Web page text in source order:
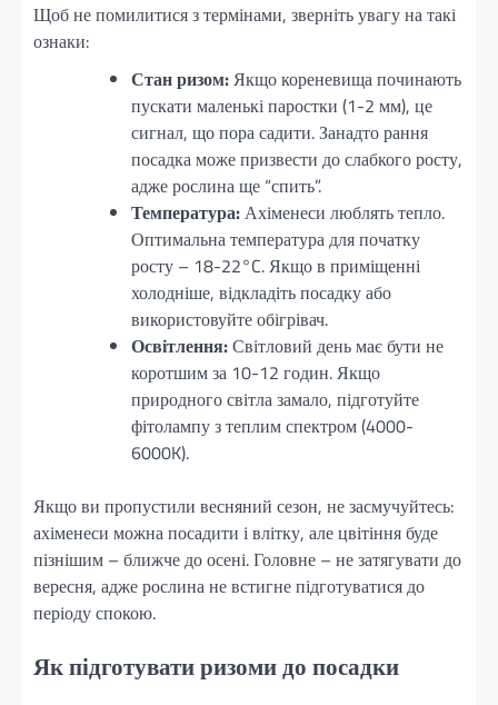
Щоб не помилитися з термінами, зверніть увагу на такі
ознаки:
Стан ризом:Якщо кореневища починають
пускати маленькі паростки (1-2 мм), це
сигнал, що пора садити. Занадто рання
посадка може призвести до слабкого росту,
адже рослина ще “спить”.
Температура:Ахіменеси люблять тепло.
Оптимальна температура для початку
росту – 18-22°C. Якщо в приміщенні
холодніше, відкладіть посадку або
використовуйте обігрівач.
Освітлення:Світловий день має бути не
коротшим за 10-12 годин. Якщо
природного світла замало, підготуйте
фітолампу з теплим спектром (4000-
6000K).
Якщо ви пропустили весняний сезон, не засмучуйтесь:
ахіменеси можна посадити і влітку, але цвітіння буде
пізнішим – ближче до осені. Головне – не затягувати до
вересня, адже рослина не встигне підготуватися до
періоду спокою.
Як підготувати ризоми до посадки